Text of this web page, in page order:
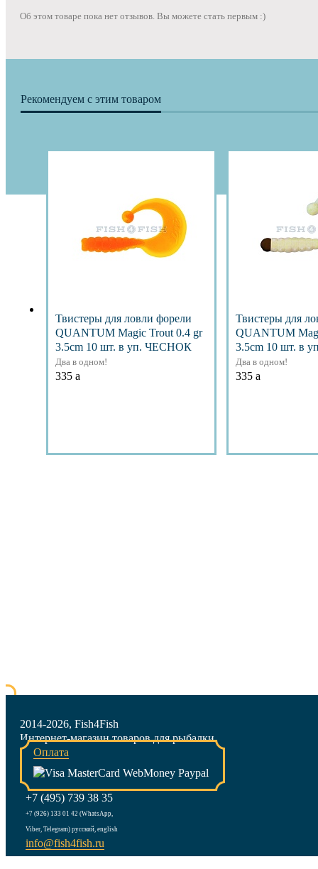
Об этом товаре пока нет отзывов. Вы можете стать первым :)
Рекомендуем с этим товаром
Твистеры для ловли форели
QUANTUM Magic Trout 0.4 gr
3.5cm 10 шт. в уп. ЧЕСНОК
Два в одном!
335 a
Твистеры для
QUANTUM
3.5cm 10 шт. в
Два в одном!
335 a
2014-2026, Fish4Fish
Интернет-магазин товаров для рыбалки
Оплата
+7 (495) 739 38 35
+7 (926) 133 01 42 (WhatsApp,
Viber, Telegram) русский, english
info@fish4fish.ru